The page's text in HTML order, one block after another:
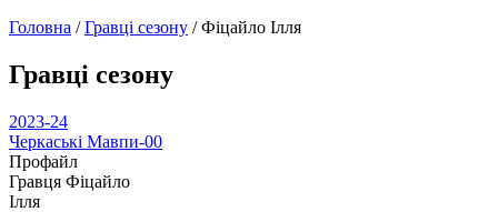
Головна /Гравці сезону /Фіцайло Ілля
Гравці сезону
2023-24
Черкаські Мавпи-00
Профайл
Гравця Фіцайло
Ілля